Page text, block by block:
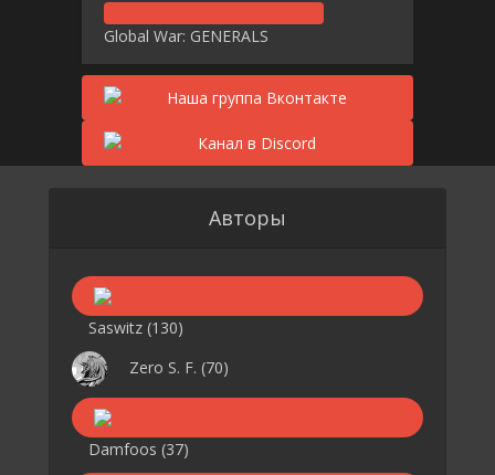
Global War: GENERALS
Авторы
Saswitz (130)
Zero S. F. (70)
Damfoos (37)